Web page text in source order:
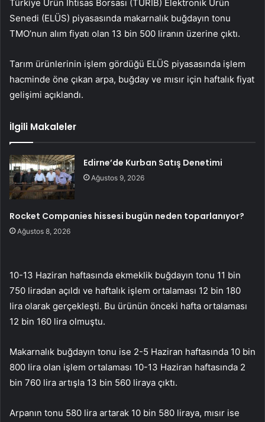
Türkiye Ürün İhtisas Borsası (TÜRİB) Elektronik Ürün
Senedi (ELÜS) piyasasında makarnalık buğdayın tonu
TMO’nun alım fiyatı olan 13 bin 500 liranın üzerine çıktı.
Tarım ürünlerinin işlem gördüğü ELÜS piyasasında işlem
hacminde öne çıkan arpa, buğday ve mısır için haftalık fiyat
gelişimi açıklandı.
İlgili Makaleler
Edirne’de Kurban Satış Denetimi
Ağustos 9, 2026
Rocket Companies hissesi bugün neden toparlanıyor?
Ağustos 8, 2026
10-13 Haziran haftasında ekmeklik buğdayın tonu 11 bin
750 liradan açıldı ve haftalık işlem ortalaması 12 bin 180
lira olarak gerçekleşti. Bu ürünün önceki hafta ortalaması
12 bin 160 lira olmuştu.
Makarnalık buğdayın tonu ise 2-5 Haziran haftasında 10 bin
800 lira olan işlem ortalaması 10-13 Haziran haftasında 2
bin 760 lira artışla 13 bin 560 liraya çıktı.
Arpanın tonu 580 lira artarak 10 bin 580 liraya, mısır ise